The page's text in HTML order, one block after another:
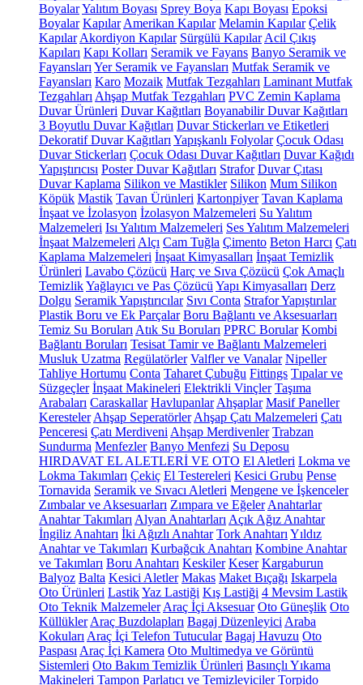
BoyalarYalıtım Boyası Sprey Boya Kapı Boyası Epoksi
Boyalar Kapılar Amerikan Kapılar Melamin Kapılar Çelik
Kapılar Akordiyon Kapılar Sürgülü Kapılar Acil Çıkış
Kapıları Kapı Kolları Seramik ve Fayans Banyo Seramik ve
Fayansları Yer Seramik ve Fayansları Mutfak Seramik ve
Fayansları Karo Mozaik Mutfak Tezgahları Laminant Mutfak
Tezgahları Ahşap Mutfak Tezgahları PVC Zemin Kaplama
Duvar Ürünleri Duvar Kağıtları Boyanabilir Duvar Kağıtları
3 Boyutlu Duvar Kağıtları Duvar Stickerları ve Etiketleri
Dekoratif Duvar Kağıtları Yapışkanlı Folyolar Çocuk Odası
Duvar Stickerları Çocuk Odası Duvar Kağıtları Duvar Kağıdı
Yapıştırıcısı Poster Duvar Kağıtları Strafor Duvar Çıtası
Duvar Kaplama Silikon ve Mastikler Silikon Mum Silikon
Köpük Mastik Tavan Ürünleri Kartonpiyer Tavan Kaplama
İnşaat ve İzolasyon İzolasyon Malzemeleri Su Yalıtım
Malzemeleri Isı Yalıtım Malzemeleri Ses Yalıtım Malzemeleri
İnşaat Malzemeleri Alçı Cam Tuğla Çimento Beton Harcı Çatı
Kaplama Malzemeleri İnşaat Kimyasalları İnşaat Temizlik
Ürünleri Lavabo Çözücü Harç ve Sıva Çözücü Çok Amaçlı
TemizlikYağlayıcı ve Pas Çözücü Yapı Kimyasalları Derz
Dolgu Seramik Yapıştırıcılar Sıvı Conta Strafor Yapıştırılar
Plastik Boru ve Ek Parçalar Boru Bağlantı ve Aksesuarları
Temiz Su Boruları Atık Su Boruları PPRC Borular Kombi
Bağlantı Boruları Tesisat Tamir ve Bağlantı Malzemeleri
Musluk Uzatma Regülatörler Valfler ve Vanalar Nipeller
Tahliye Hortumu Conta Taharet Çubuğu Fittings Tıpalar ve
Süzgeçler İnşaat Makineleri Elektrikli Vinçler Taşıma
Arabaları Caraskallar Havlupanlar Ahşaplar Masif Paneller
Keresteler Ahşap Seperatörler Ahşap Çatı Malzemeleri Çatı
Penceresi Çatı Merdiveni Ahşap Merdivenler Trabzan
Sundurma Menfezler Banyo Menfezi Su Deposu
HIRDAVAT EL ALETLERİ VE OTO El Aletleri Lokma ve
Lokma Takımları Çekiç El Testereleri Kesici Grubu Pense
Tornavida Seramik ve Sıvacı Aletleri Mengene ve İşkenceler
Zımbalar ve Aksesuarları Zımpara ve Eğeler Anahtarlar
Anahtar Takımları Alyan Anahtarları Açık Ağız Anahtar
İngiliz Anahtarı İki Ağızlı Anahtar Tork Anahtarı Yıldız
Anahtar ve Takımları Kurbağcık Anahtarı Kombine Anahtar
ve Takımları Boru Anahtarı Keskiler Keser Kargaburun
Balyoz Balta Kesici Aletler Makas Maket Bıçağı Iskarpela
Oto Ürünleri LastikYaz Lastiği Kış Lastiği 4 Mevsim Lastik
Oto Teknik Malzemeler Araç İçi Aksesuar Oto Güneşlik Oto
Küllükler Araç Buzdolapları Bagaj Düzenleyici Araba
Kokuları Araç İçi Telefon Tutucular Bagaj Havuzu Oto
Paspası Araç İçi Kamera Oto Multimedya ve Görüntü
Sistemleri Oto Bakım Temizlik Ürünleri Basınçlı Yıkama
Makineleri Tampon Parlatıcı ve Temizleyiciler Torpido